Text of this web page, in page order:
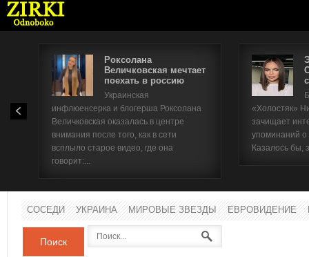
Роксолана
Величковская мечтает
поехать в россию
Украинская
инфлюенсерка и блогерша Роксолана
Величковская оказалась в центре
внимания после того, как в сети
всплыло старое видео, где она
говорит:...
«Холостяк»
зачищает
упоминаний
Казалось бы,
СОСЕДИ УКРАИНА МИРОВЫЕ ЗВЕЗДЫ ЕВРОВИДЕНИЕ
Поиск
Имя